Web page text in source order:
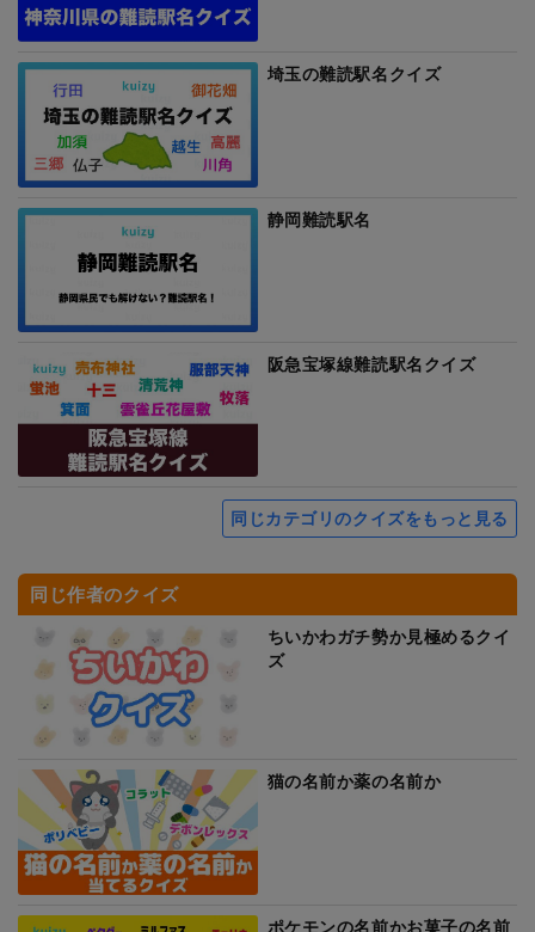
埼玉の難読駅名クイズ
静岡難読駅名
阪急宝塚線難読駅名クイズ
同じカテゴリのクイズをもっと見る
同じ作者のクイズ
ちいかわガチ勢か見極めるクイ
ズ
猫の名前か薬の名前か
ポケモンの名前かお菓子の名前